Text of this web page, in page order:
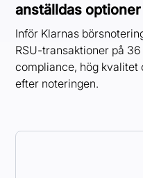
anställdas
Inför Klarnas
RSU-transaktioner på
compliance, hög
efter noteringen.